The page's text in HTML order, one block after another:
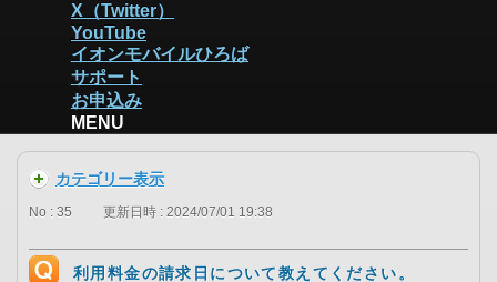
X（Twitter）
YouTube
イオンモバイルひろば
サポート
お申込み
MENU
カテゴリー表示
No : 35 更新日時 : 2024/07/01 19:38
利用料金の請求日について教えてください。